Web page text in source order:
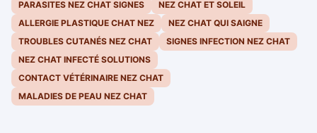
PARASITES NEZ CHAT SIGNES
NEZ CHAT ET SOLEIL
ALLERGIE PLASTIQUE CHAT NEZ
NEZ CHAT QUI SAIGNE
TROUBLES CUTANÉS NEZ CHAT
SIGNES INFECTION NEZ CHAT
NEZ CHAT INFECTÉ SOLUTIONS
CONTACT VÉTÉRINAIRE NEZ CHAT
MALADIES DE PEAU NEZ CHAT